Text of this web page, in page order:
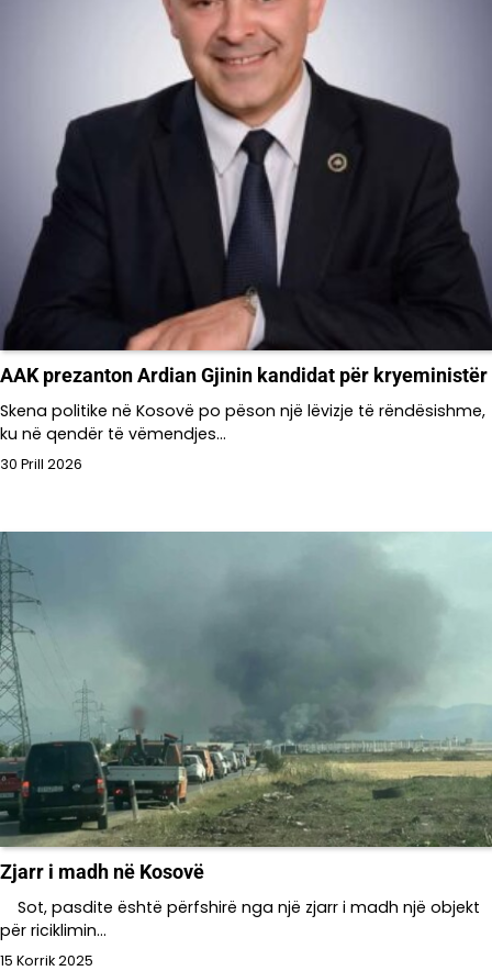
AAK prezanton Ardian Gjinin kandidat për kryeministër
Skena politike në Kosovë po pëson një lëvizje të rëndësishme,
ku në qendër të vëmendjes…
30 Prill 2026
Zjarr i madh në Kosovë
Sot, pasdite është përfshirë nga një zjarr i madh një objekt
për riciklimin…
15 Korrik 2025